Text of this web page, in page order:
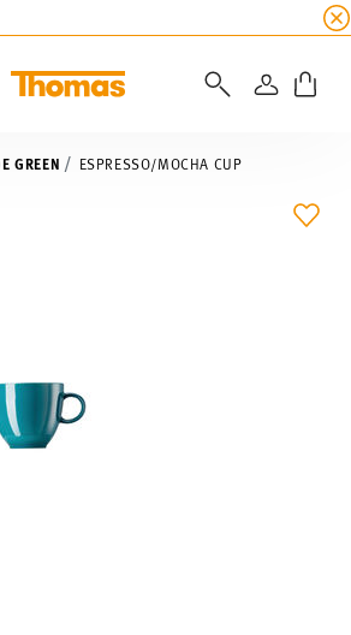
Up to 45% discount on all
LOGIN
GREEN ESPRESSO/MOCHA CUP
ADD